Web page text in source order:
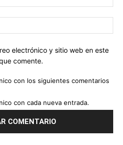
electrónico y sitio web en este
comente.
con los siguientes comentarios
con cada nueva entrada.